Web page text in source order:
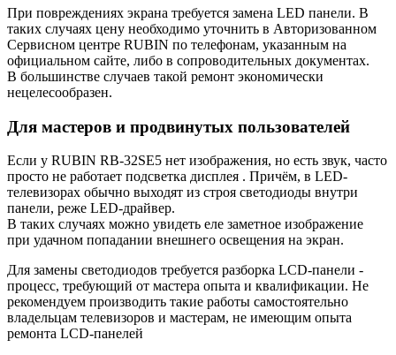
При повреждениях экрана требуется замена LED панели. В
таких случаях цену необходимо уточнить в Авторизованном
Сервисном центре RUBIN по телефонам, указанным на
официальном сайте, либо в сопроводительных документах.
В большинстве случаев такой ремонт экономически
нецелесообразен.
Для мастеров и продвинутых пользователей
Если у RUBIN RB-32SE5 нет изображения, но есть звук, часто
просто не работает подсветка дисплея . Причём, в LED-
телевизорах обычно выходят из строя светодиоды внутри
панели, реже LED-драйвер.
В таких случаях можно увидеть еле заметное изображение
при удачном попадании внешнего освещения на экран.
Для замены светодиодов требуется разборка LCD-панели -
процесс, требующий от мастера опыта и квалификации. Не
рекомендуем производить такие работы самостоятельно
владельцам телевизоров и мастерам, не имеющим опыта
ремонта LCD-панелей